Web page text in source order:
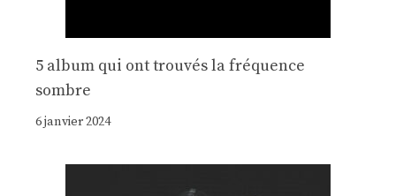
5 album qui ont trouvés la fréquence
sombre
6 janvier 2024